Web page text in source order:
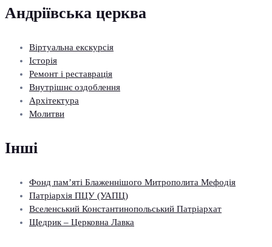
Андріївська церква
Віртуальна екскурсія
Історія
Ремонт і реставрація
Внутрішнє оздоблення
Архітектура
Молитви
Інші
Фонд пам’яті Блаженнішого Митрополита Мефодія
Патріархія ПЦУ (УАПЦ)
Вселенський Константинопольський Патріархат
Щедрик – Церковна Лавка